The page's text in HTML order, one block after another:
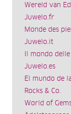
Wereld van
Juwelo.fr
Monde des
Juwelo.it
Il mondo
Juwelo.es
El mundo de
Rocks & Co.
World of